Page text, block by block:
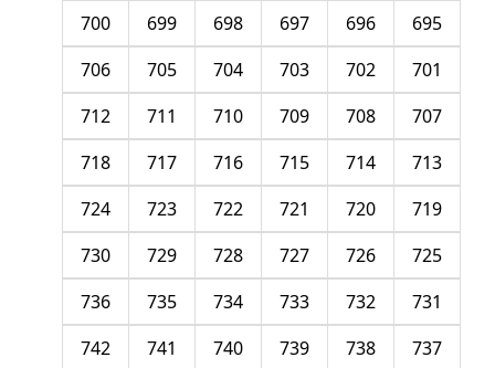
695
696
697
698
699
700
701
702
703
704
705
706
707
708
709
710
711
712
713
714
715
716
717
718
719
720
721
722
723
724
725
726
727
728
729
730
731
732
733
734
735
736
737
738
739
740
741
742